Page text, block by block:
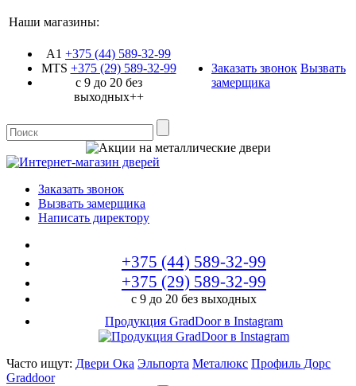
Наши магазины:
A1 +375 (44) 589-32-99
MTS +375 (29)589-32-99
с 9 до 20 без
выходных++
Заказать звонок Вызвать
замерщика
Заказать звонок
Вызвать замерщика
Написать директору
+375 (44) 589-32-99
+375 (29) 589-32-99
с 9 до 20 без выходных
Продукция GradDoor в Instagram
Часто ищут: Двери Ока Эльпорта Металюкс Профиль Дорс
Graddoor